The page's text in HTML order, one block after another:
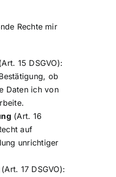
Rechte mir
15 DSGVO):
ob
Daten ich von
(Art. 16
auf
unrichtiger
17 DSGVO):